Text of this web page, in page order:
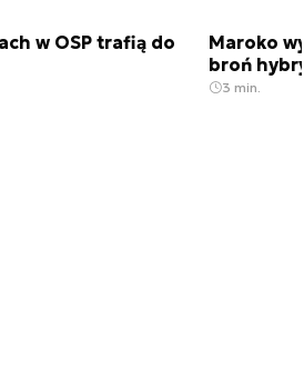
w OSP trafią do
Maroko
broń
3 min.